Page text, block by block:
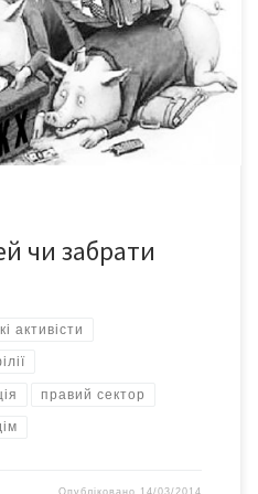
в Українському народному
найбільшу активність та
був організований для
журналістська братія
чи забрати
активісти
правий сектор